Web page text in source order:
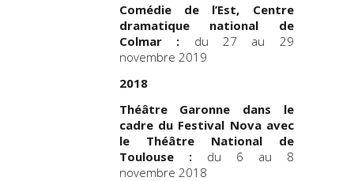
Comédie de l’Est, Centre
dramatique national de
Colmar : du 27 au 29
novembre 2019
2018
Théâtre Garonne dans le
cadre du Festival Nova avec
le Théâtre National de
Toulouse :du 6 au 8
novembre 2018